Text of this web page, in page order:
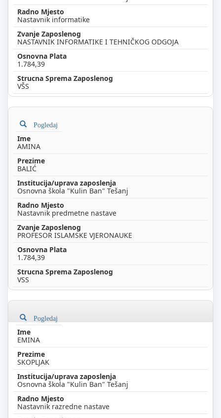
Nastavnik informatike
NASTAVNIK INFORMATIKE I TEHNIČKOG ODGOJA
1.784,39
VŠS
Pogledaj
AMINA
BALIĆ
Osnovna škola "Kulin Ban" Tešanj
Nastavnik predmetne nastave
PROFESOR ISLAMSKE VJERONAUKE
1.784,39
VSS
Pogledaj
EMINA
SKOPLJAK
Osnovna škola "Kulin Ban" Tešanj
Nastavnik razredne nastave